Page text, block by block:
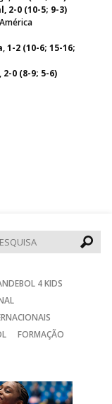
2-0 (10-5; 9-3)
,1-2 (10-6; 15-16;
2-0 (8-9; 5-6)
4 KIDS
FORMAÇÃO